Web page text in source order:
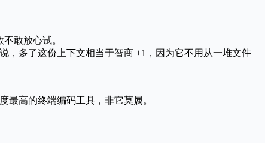
敢放心试。
，多了这份上下文相当于智商 +1，因为它不用从一堆文件
高的终端编码工具，非它莫属。